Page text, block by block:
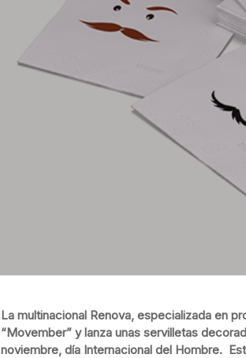
La multinacional Renova, especializada en
“Movember” y lanza unas servilletas
noviembre, día Internacional del Hombre.